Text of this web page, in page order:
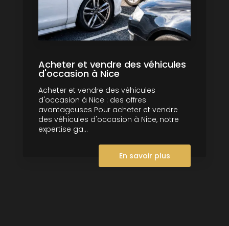
Acheter et vendre des véhicules
d'occasion à Nice
Acheter et vendre des véhicules
d'occasion à Nice : des offres
avantageuses Pour acheter et vendre
des véhicules d'occasion à Nice, notre
expertise ga...
En savoir plus